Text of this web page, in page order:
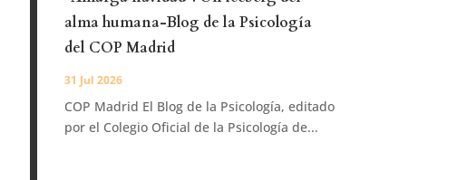
alma humana-Blog de la Psicología
del COP Madrid
31 Jul 2026
COP Madrid El Blog de la Psicología, editado
por el Colegio Oficial de la Psicología de...